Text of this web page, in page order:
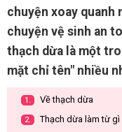
chuyện xoay quanh
chuyện vệ sinh an
thạch dừa là một
mặt chỉ tên" nhiều
1. Về thạch dừa
2. Thạch dừa làm từ gì